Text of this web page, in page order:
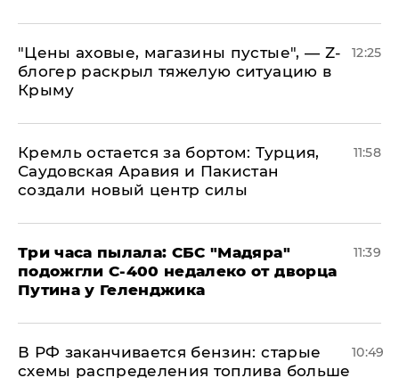
​"Цены аховые, магазины пустые", — Z-
блогер раскрыл тяжелую ситуацию в
Крыму
12:25
​Кремль остается за бортом: Турция,
Саудовская Аравия и Пакистан
создали новый центр силы
11:58
Три часа пылала: СБС "Мадяра"
подожгли С-400 недалеко от дворца
Путина у Геленджика
11:39
​В РФ заканчивается бензин: старые
схемы распределения топлива больше
10:49